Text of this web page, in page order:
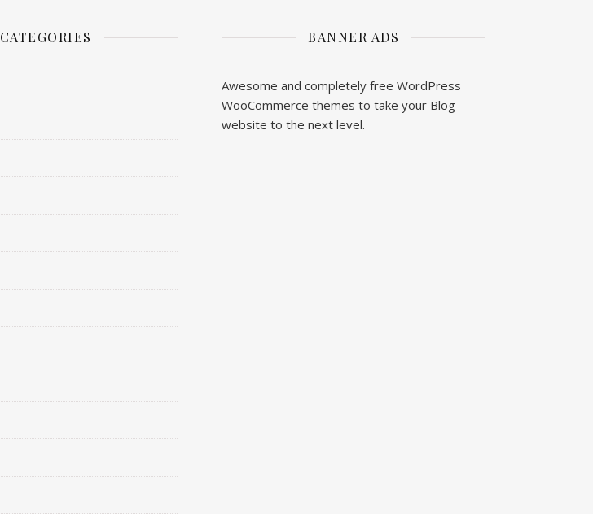
CATEGORIES BANNER ADS
Awesome and completely free WordPress
WooCommerce themes to take your Blog
website to the next level.